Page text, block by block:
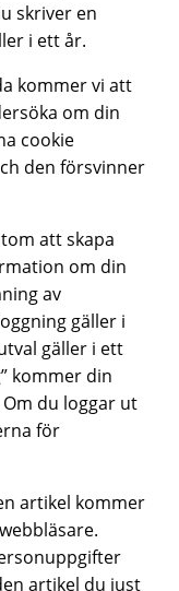
skriver en
i ett år.
kommer vi att
om din
cookie
den försvinner
att skapa
om din
av
gäller i
gäller i ett
kommer din
du loggar ut
för
artikel kommer
artikel du just